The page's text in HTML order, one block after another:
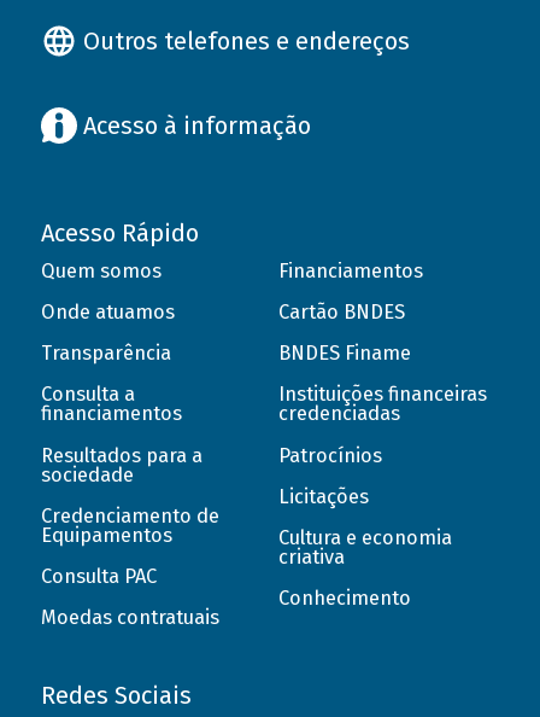
Outros telefones e endereços
Acesso à informação
Acesso Rápido
Quem somos
Onde atuamos
Transparência
Consulta a
financiamentos
Resultados para a
sociedade
Credenciamento de
Equipamentos
Consulta PAC
Moedas contratuais
Financiamentos
Cartão BNDES
BNDES Finame
Instituições financeiras
credenciadas
Patrocínios
Licitações
Cultura e economia
criativa
Conhecimento
Redes Sociais